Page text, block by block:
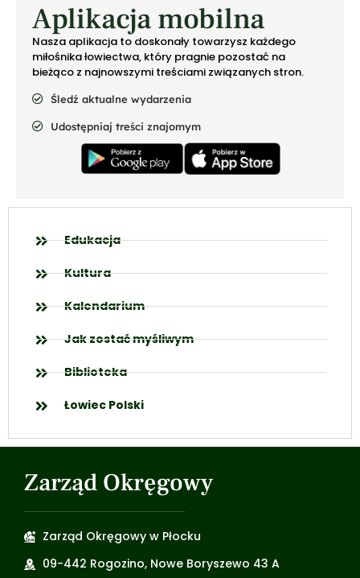
Aplikacja mobilna
Nasza aplikacja to doskonały towarzysz każdego
miłośnika łowiectwa, który pragnie pozostać na
bieżąco z najnowszymi treściami związanych stron.
Śledź aktualne wydarzenia
Udostępniaj treści znajomym
Edukacja
Kultura
Kalendarium
Jak zostać myśliwym
Biblioteka
Łowiec Polski
Zarząd Okręgowy
Zarząd Okręgowy w Płocku
09-442 Rogozino, Nowe Boryszewo 43 A